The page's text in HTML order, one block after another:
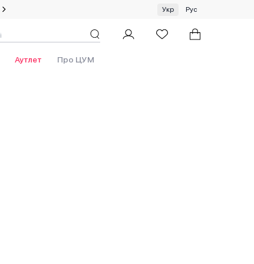
Спеціальна пропозиція на одяг та хустки ЦУМ by GUNIA
Укр Рус
Аутлет Про ЦУМ